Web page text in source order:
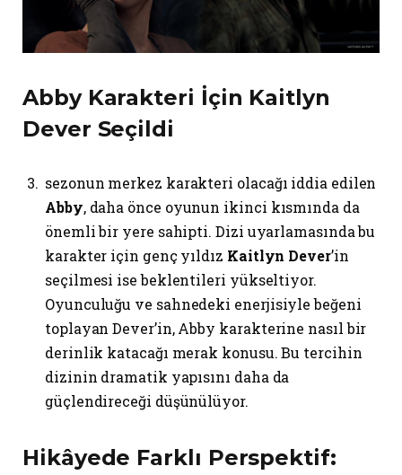
Abby Karakteri İçin Kaitlyn
Dever Seçildi
sezonun merkez karakteri olacağı iddia edilen
Abby, daha önce oyunun ikinci kısmında da
önemli bir yere sahipti. Dizi uyarlamasında bu
karakter için genç yıldız Kaitlyn Dever’in
seçilmesi ise beklentileri yükseltiyor.
Oyunculuğu ve sahnedeki enerjisiyle beğeni
toplayan Dever’in, Abby karakterine nasıl bir
derinlik katacağı merak konusu. Bu tercihin
dizinin dramatik yapısını daha da
güçlendireceği düşünülüyor.
Hikâyede Farklı Perspektif: